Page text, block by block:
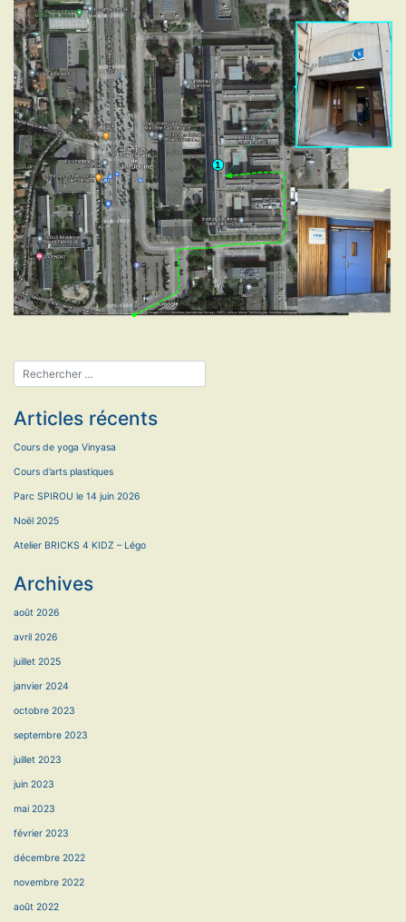
Articles récents
Cours de yoga Vinyasa
Cours d’arts plastiques
Parc SPIROU le 14 juin 2026
Noël 2025
Atelier BRICKS 4 KIDZ – Légo
Archives
août 2026
avril 2026
juillet 2025
janvier 2024
octobre 2023
septembre 2023
juillet 2023
juin 2023
mai 2023
février 2023
décembre 2022
novembre 2022
août 2022